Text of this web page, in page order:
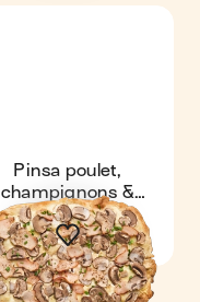
Pinsa poulet,
champignons &
comté